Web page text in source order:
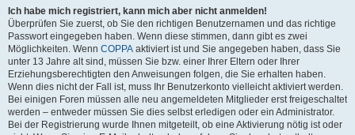
Ich habe mich registriert, kann mich aber nicht anmelden!
Überprüfen Sie zuerst, ob Sie den richtigen Benutzernamen und das richtige
Passwort eingegeben haben. Wenn diese stimmen, dann gibt es zwei
Möglichkeiten. Wenn COPPA aktiviert ist und Sie angegeben haben, dass Sie
unter 13 Jahre alt sind, müssen Sie bzw. einer Ihrer Eltern oder Ihrer
Erziehungsberechtigten den Anweisungen folgen, die Sie erhalten haben.
Wenn dies nicht der Fall ist, muss Ihr Benutzerkonto vielleicht aktiviert werden.
Bei einigen Foren müssen alle neu angemeldeten Mitglieder erst freigeschaltet
werden – entweder müssen Sie dies selbst erledigen oder ein Administrator.
Bei der Registrierung wurde Ihnen mitgeteilt, ob eine Aktivierung nötig ist oder